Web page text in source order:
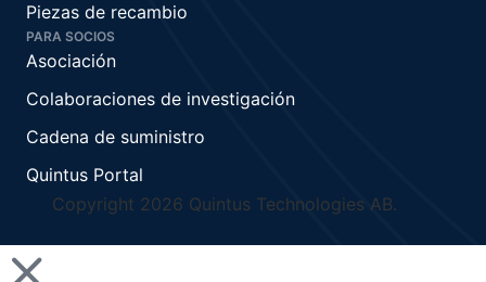
Piezas de recambio
PARA SOCIOS
Asociación
Colaboraciones de investigación
Cadena de suministro
Quintus Portal
Copyright 2026 Quintus Technologies AB.